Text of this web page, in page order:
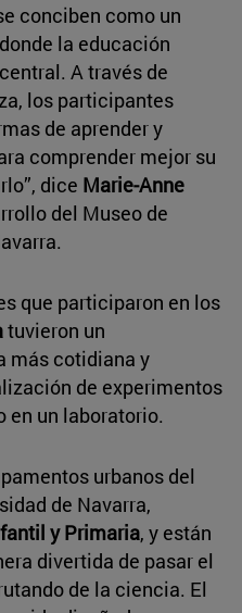
conciben como un
la educación
A través de
los participantes
de aprender y
comprender mejor su
dice Marie-Anne
del Museo de
que participaron en los
tuvieron un
más cotidiana y
de experimentos
en un laboratorio.
urbanos del
de Navarra,
y Primaria, y están
divertida de pasar el
de la ciencia. El